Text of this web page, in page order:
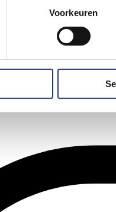
Voorkeuren